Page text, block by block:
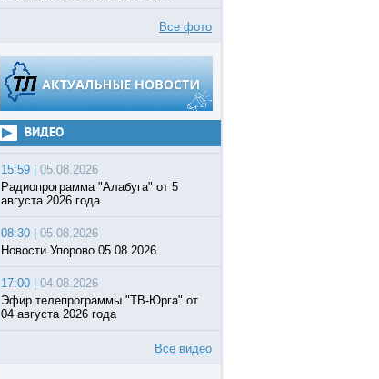
Все фото
ВИДЕО
15:59 |
05.08.2026
Радиопрограмма "Алабуга" от 5
августа 2026 года
08:30 |
05.08.2026
Новости Упорово 05.08.2026
17:00 |
04.08.2026
Эфир телепрограммы "ТВ-Юрга" от
04 августа 2026 года
Все видео